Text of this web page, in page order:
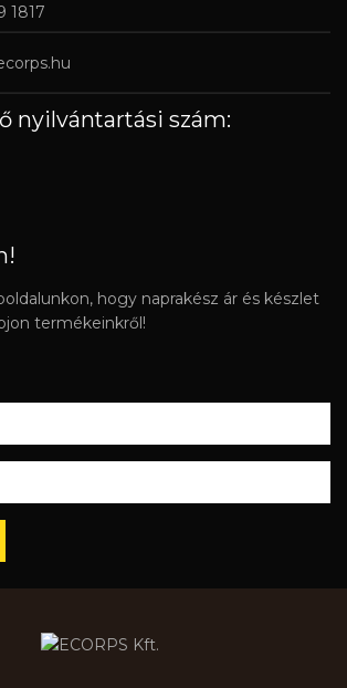
1817
nyilvántartási szám:
hogy naprakész ár és készlet
termékeinkről!